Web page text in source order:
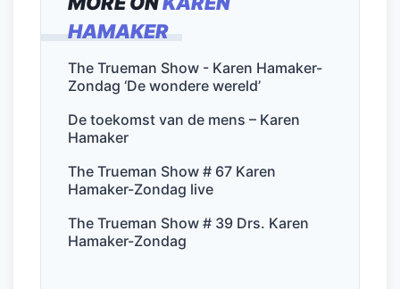
HAMAKER
The Trueman Show - Karen Hamaker-
Zondag ‘De wondere wereld’
De toekomst van de mens – Karen
Hamaker
The Trueman Show # 67 Karen
Hamaker-Zondag live
The Trueman Show # 39 Drs. Karen
Hamaker-Zondag
e
b
o
o
k
er l
e
n
s
p
p